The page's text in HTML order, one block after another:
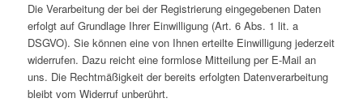
Die Verarbeitung der bei der Registrierung eingegebenen Daten
erfolgt auf Grundlage Ihrer Einwilligung (Art. 6 Abs. 1 lit. a
DSGVO). Sie können eine von Ihnen erteilte Einwilligung jederzeit
widerrufen. Dazu reicht eine formlose Mitteilung per E-Mail an
uns. Die Rechtmäßigkeit der bereits erfolgten Datenverarbeitung
bleibt vom Widerruf unberührt.